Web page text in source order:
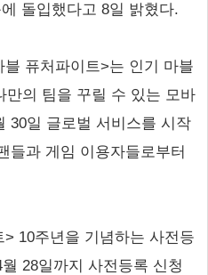
돌입했다고 8일 밝혔다.
퓨처파이트>는 인기 마블
만의 팀을 꾸릴 수 있는 모바
30일 글로벌 서비스를 시작
들과 게임 이용자들로부터
10주년을 기념하는 사전등
28일까지 사전등록 신청